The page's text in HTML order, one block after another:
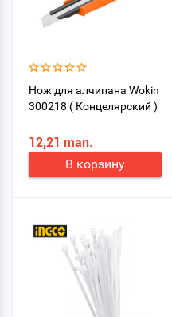
Нож для алчипана Wokin
300218 ( Концелярский )
12,21 man.
В корзину